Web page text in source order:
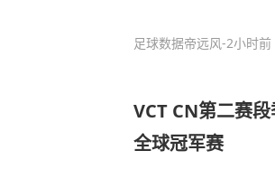
足球数据帝远风-2小时前
VCT CN第二赛
全球冠军赛